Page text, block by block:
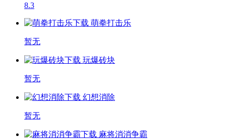
8.3
萌拳打击乐
暂无
玩爆砖块
暂无
幻想消除
暂无
麻将消消争霸